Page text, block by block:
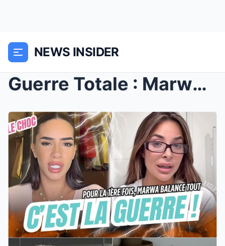
NEWS INSIDER
Guerre Totale : Marwa Merazka Brise le Silence et ...